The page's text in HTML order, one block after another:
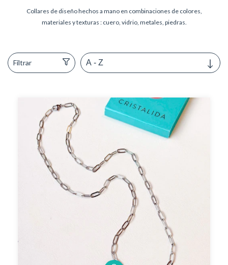
Collares de diseño hechos a mano en combinaciones de colores,
materiales y texturas : cuero, vidrio, metales, piedras.
Filtrar